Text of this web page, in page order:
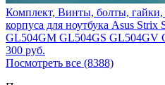
Комплект, Винты, болты,
корпуса для ноутбука Asus
GL504GM GL504GS GL504GV
300 руб.
Посмотреть все (8388)